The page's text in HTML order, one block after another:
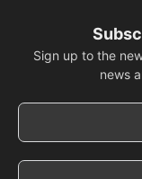
Sign up to the
news